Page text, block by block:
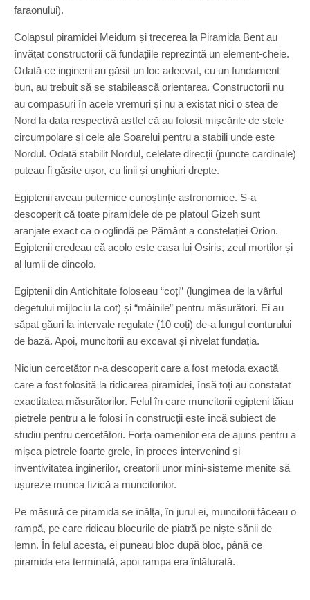
faraonului).
Colapsul piramidei Meidum și trecerea la Piramida Bent au
învățat constructorii că fundațiile reprezintă un element-cheie.
Odată ce inginerii au găsit un loc adecvat, cu un fundament
bun, au trebuit să se stabilească orientarea. Constructorii nu
au compasuri în acele vremuri și nu a existat nici o stea de
Nord la data respectivă astfel că au folosit mișcările de stele
circumpolare și cele ale Soarelui pentru a stabili unde este
Nordul. Odată stabilit Nordul, celelate direcții (puncte cardinale)
puteau fi găsite ușor, cu linii și unghiuri drepte.
Egiptenii aveau puternice cunoștințe astronomice. S-a
descoperit că toate piramidele de pe platoul Gizeh sunt
aranjate exact ca o oglindă pe Pământ a constelației Orion.
Egiptenii credeau că acolo este casa lui Osiris, zeul morților și
al lumii de dincolo.
Egiptenii din Antichitate foloseau “coți” (lungimea de la vârful
degetului mijlociu la cot) și “mâinile” pentru măsurători. Ei au
săpat găuri la intervale regulate (10 coți) de-a lungul conturului
de bază. Apoi, muncitorii au excavat și nivelat fundația.
Niciun cercetător n-a descoperit care a fost metoda exactă
care a fost folosită la ridicarea piramidei, însă toți au constatat
exactitatea măsurătorilor. Felul în care muncitorii egipteni tăiau
pietrele pentru a le folosi în construcții este încă subiect de
studiu pentru cercetători. Forța oamenilor era de ajuns pentru a
mișca pietrele foarte grele, în proces intervenind și
inventivitatea inginerilor, creatorii unor mini-sisteme menite să
ușureze munca fizică a muncitorilor.
Pe măsură ce piramida se înălța, în jurul ei, muncitorii făceau o
rampă, pe care ridicau blocurile de piatră pe niște sănii de
lemn. În felul acesta, ei puneau bloc după bloc, până ce
piramida era terminată, apoi rampa era înlăturată.